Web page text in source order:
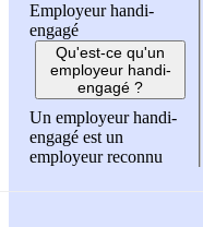
Employeur handi-
engagé
Qu'est-ce qu'un
employeur handi-
engagé ?
Un employeur handi-
engagé est un
employeur reconnu